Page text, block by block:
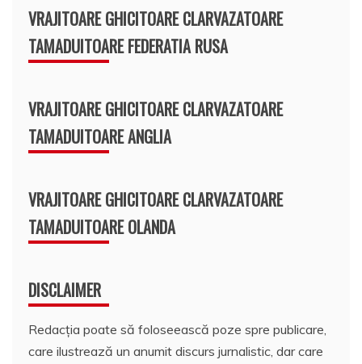
VRAJITOARE GHICITOARE CLARVAZATOARE
TAMADUITOARE FEDERATIA RUSA
VRAJITOARE GHICITOARE CLARVAZATOARE
TAMADUITOARE ANGLIA
VRAJITOARE GHICITOARE CLARVAZATOARE
TAMADUITOARE OLANDA
DISCLAIMER
Redacția poate să foloseească poze spre publicare,
care ilustrează un anumit discurs jurnalistic, dar care